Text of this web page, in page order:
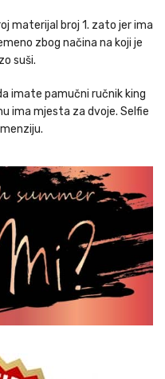
materijal broj 1. zato jer ima
zbog načina na koji je
suši.
imate pamučni ručnik king
ima mjesta za dvoje. Selfie